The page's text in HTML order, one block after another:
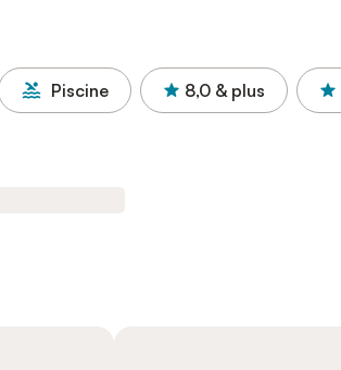
Piscine 8,0 & plus